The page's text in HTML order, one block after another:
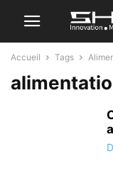
Accueil Tags